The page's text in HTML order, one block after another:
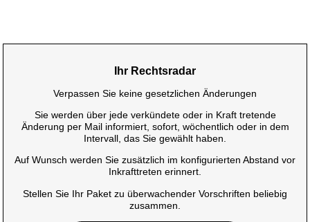
Ihr Rechtsradar
Verpassen Sie keine gesetzlichen Änderungen
Sie werden über jede verkündete oder in Kraft tretende
Änderung per Mail informiert, sofort, wöchentlich oder in dem
Intervall, das Sie gewählt haben.
Auf Wunsch werden Sie zusätzlich im konfigurierten Abstand vor
Inkrafttreten erinnert.
Stellen Sie Ihr Paket zu überwachender Vorschriften beliebig
zusammen.